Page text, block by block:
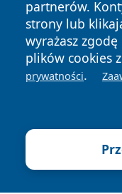
partnerów.
strony lub
wyrażasz
plików cookies
prywatności.
News Autorzy
cześć